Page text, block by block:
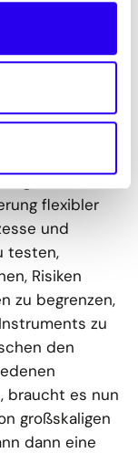
auch
flexibler
flexibler
und
testen,
Risiken
zu begrenzen,
zu
den
braucht es nun
großskaligen
dann eine